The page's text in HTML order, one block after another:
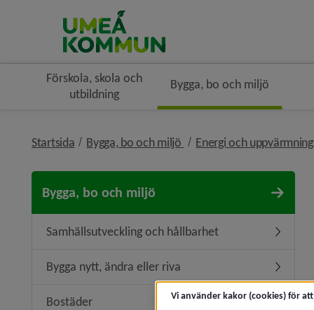
Förskola, skola och
utbildning
Bygga, bo och miljö
Startsida Bygga, bo och miljö nivå i
Energi och uppvärmning
Bygga, bo och miljö
Samhällsutveckling och hållbarhet
Bygga nytt, ändra eller riva
Bostäder Vi använder kakor (cookies) för